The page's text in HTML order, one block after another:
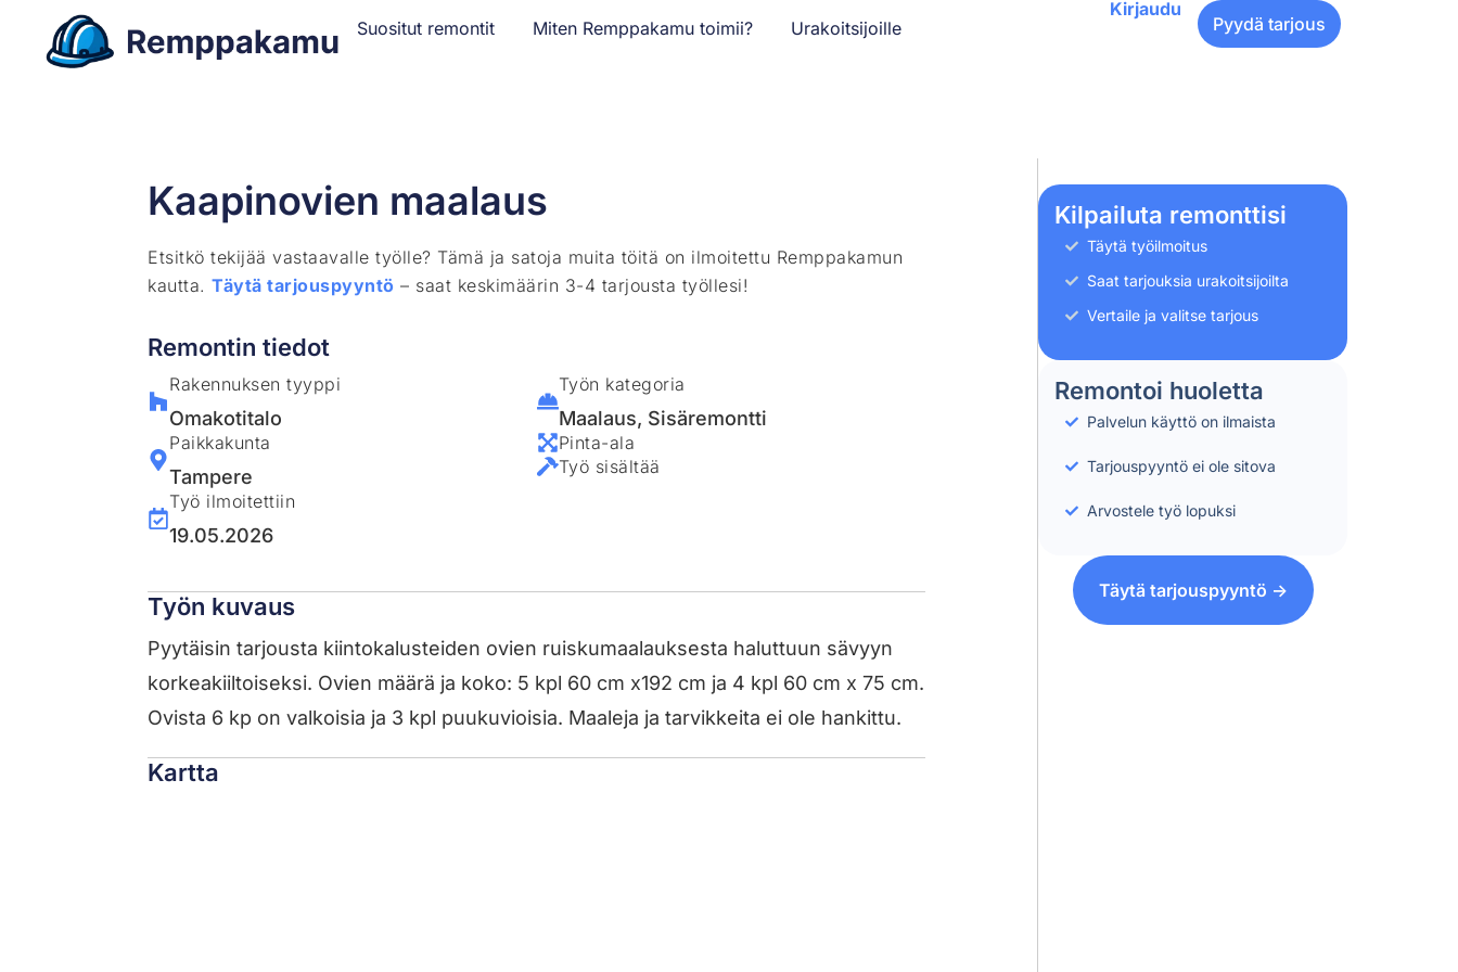
Suositut remontit Miten Remppakamu toimii? Urakoitsijoille
Kirjaudu
Pyydä tarjous
Kaapinovien maalaus
Etsitkö tekijää vastaavalle työlle? Tämä ja satoja muita töitä on ilmoitettu Remppakamun
kautta.Täytä tarjouspyyntö – saat keskimäärin 3-4 tarjousta työllesi!
Remontin tiedot
Rakennuksen tyyppi
Omakotitalo
Paikkakunta
Tampere
Työ ilmoitettiin
19.05.2026
Työn kategoria
Maalaus, Sisäremontti
Pinta-ala
Työ sisältää
Työn kuvaus
Pyytäisin tarjousta kiintokalusteiden ovien ruiskumaalauksesta haluttuun sävyyn
korkeakiiltoiseksi. Ovien määrä ja koko: 5 kpl 60 cm x192 cm ja 4 kpl 60 cm x 75 cm.
Ovista 6 kp on valkoisia ja 3 kpl puukuvioisia. Maaleja ja tarvikkeita ei ole hankittu.
Kartta
Kilpailuta remonttisi
Täytä työilmoitus
Saat tarjouksia urakoitsijoilta
Vertaile ja valitse tarjous
Remontoi huoletta
Palvelun käyttö on ilmaista
Tarjouspyyntö ei ole sitova
Arvostele työ lopuksi
Täytä tarjouspyyntö ->